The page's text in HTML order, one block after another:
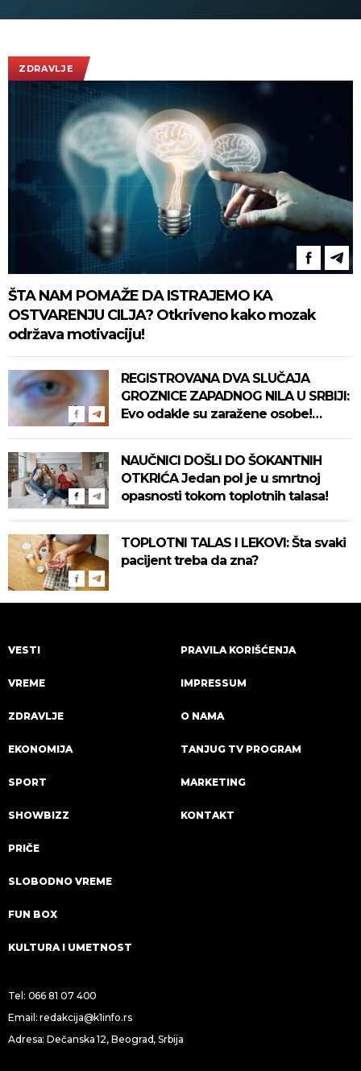
ZDRAVLJE
ŠTA NAM POMAŽE DA ISTRAJEMO KA
OSTVARENJU CILJA? Otkriveno kako mozak
održava motivaciju!
REGISTROVANA DVA SLUČAJA
GROZNICE ZAPADNOG NILA U SRBIJI:
Evo odakle su zaražene osobe!
NAUČNICI DOŠLI DO ŠOKANTNIH
OTKRIĆA Jedan pol je u smrtnoj
opasnosti tokom toplotnih talasa!
TOPLOTNI TALAS I LEKOVI: Šta svaki
pacijent treba da zna?
VESTI
VREME
ZDRAVLJE
EKONOMIJA
SPORT
SHOWBIZZ
PRIČE
SLOBODNO VREME
FUN BOX
KULTURA I UMETNOST
PRAVILA KORIŠĆENJA
IMPRESSUM
O NAMA
TANJUG TV PROGRAM
MARKETING
KONTAKT
Tel: 066 81 07 400
Email:redakcija@k1info.rs
Adresa: Dečanska 12, Beograd, Srbija